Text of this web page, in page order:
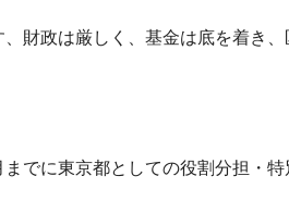
財政は厳しく、基金は底を着き、
でに東京都としての役割分担・